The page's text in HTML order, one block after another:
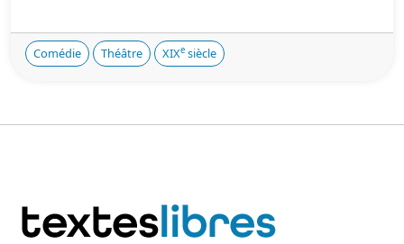
Comédie Théâtre XIXe siècle